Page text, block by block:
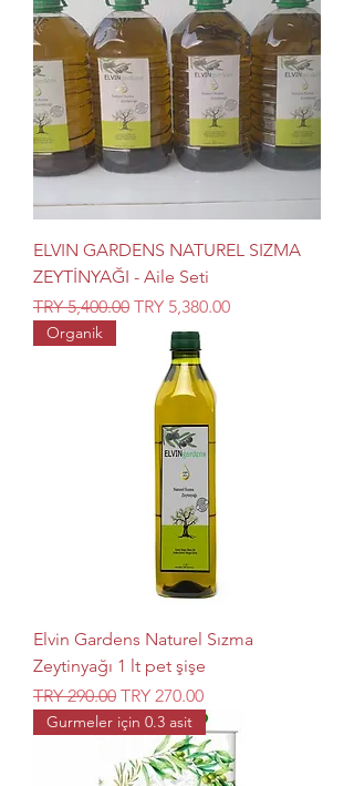
ELVIN GARDENS NATUREL SIZMA
ZEYTİNYAĞI - Aile Seti
Regular Price
TRY 5,400.00 Sale Price
TRY 5,380.00
Organik
Elvin Gardens Naturel Sızma
Zeytinyağı 1 lt pet şişe
Regular Price
TRY 290.00 Sale Price
TRY 270.00
Gurmeler için 0.3 asit